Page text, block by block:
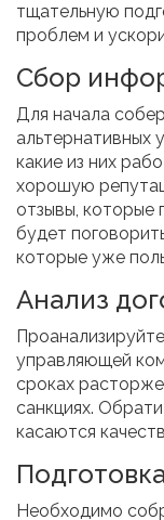
тщательную
проблем и
Сбор
Для начала
альтернативных
какие из них
хорошую
отзывы, которые
будет
которые уже
Анализ
управляющей
сроках
санкциях.
касаются
Необходимо